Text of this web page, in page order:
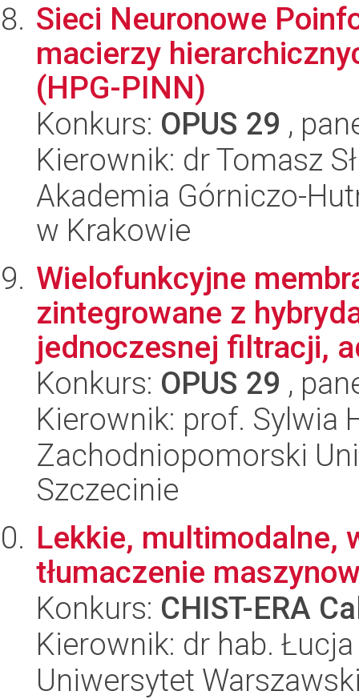
Sieci Neuronowe
macierzy
(HPG-PINN)
Konkurs: OPUS 29 ,
Kierownik: dr Tomasz
Akademia Górniczo-
w Krakowie
Wielofunkcyjne
zintegrowane z
jednoczesnej filtracji,
Konkurs: OPUS 29 ,
Kierownik: prof. Sylwia
Zachodniopomorski
Szczecinie
Lekkie, multimodalne,
tłumaczenie
Konkurs: CHIST-ERA
Kierownik: dr hab.
Uniwersytet